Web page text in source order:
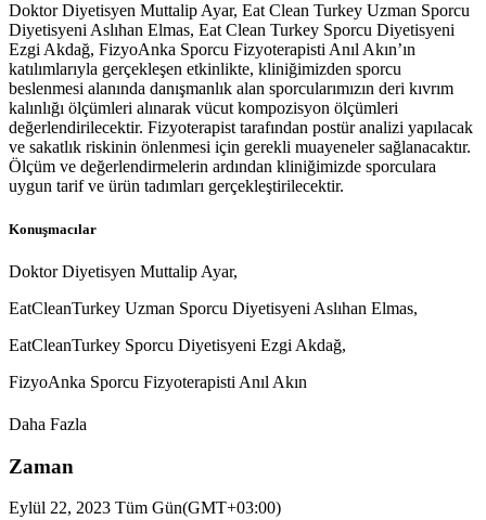
Doktor Diyetisyen Muttalip Ayar, Eat Clean Turkey Uzman Sporcu
Diyetisyeni Aslıhan Elmas, Eat Clean Turkey Sporcu Diyetisyeni
Ezgi Akdağ, FizyoAnka Sporcu Fizyoterapisti Anıl Akın’ın
katılımlarıyla gerçekleşen etkinlikte, kliniğimizden sporcu
beslenmesi alanında danışmanlık alan sporcularımızın deri kıvrım
kalınlığı ölçümleri alınarak vücut kompozisyon ölçümleri
değerlendirilecektir. Fizyoterapist tarafından postür analizi yapılacak
ve sakatlık riskinin önlenmesi için gerekli muayeneler sağlanacaktır.
Ölçüm ve değerlendirmelerin ardından kliniğimizde sporculara
uygun tarif ve ürün tadımları gerçekleştirilecektir.
Konuşmacılar
Doktor Diyetisyen Muttalip Ayar,
EatCleanTurkey Uzman Sporcu Diyetisyeni Aslıhan Elmas,
EatCleanTurkey Sporcu Diyetisyeni Ezgi Akdağ,
FizyoAnka Sporcu Fizyoterapisti Anıl Akın
Daha Fazla
Zaman
Eylül 22, 2023 Tüm Gün(GMT+03:00)